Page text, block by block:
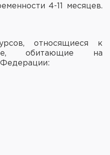
4-11 месяцев.
относящиеся к
обитающие на